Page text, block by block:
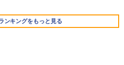
16GB/SSD 512GB/ホワイト) FM
ンキングをもっと見る
パスポート公式テキスト 第４版
Kindle Paperwhite (16GB) 7イ